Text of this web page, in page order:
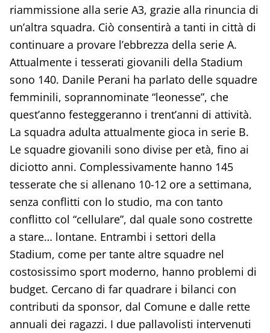
riammissione alla serie A3, grazie alla rinuncia di
un’altra squadra. Ciò consentirà a tanti in città di
continuare a provare l’ebbrezza della serie A.
Attualmente i tesserati giovanili della Stadium
sono 140. Danile Perani ha parlato delle squadre
femminili, soprannominate “leonesse”, che
quest’anno festeggeranno i trent’anni di attività.
La squadra adulta attualmente gioca in serie B.
Le squadre giovanili sono divise per età, fino ai
diciotto anni. Complessivamente hanno 145
tesserate che si allenano 10-12 ore a settimana,
senza conflitti con lo studio, ma con tanto
conflitto col “cellulare”, dal quale sono costrette
a stare… lontane. Entrambi i settori della
Stadium, come per tante altre squadre nel
costosissimo sport moderno, hanno problemi di
budget. Cercano di far quadrare i bilanci con
contributi da sponsor, dal Comune e dalle rette
annuali dei ragazzi. I due pallavolisti intervenuti